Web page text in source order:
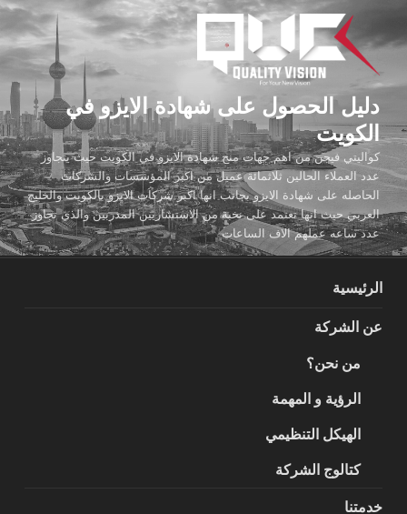
المحتوى
دليل الحصول على شهادة الايزو في
الكويت
كواليتي فيجن من اهم جهات منح شهادة الايزو في الكويت حيث يتجاوز
عدد العملاء الحالين ثلاثمائة عميل من اكبر المؤسسات والشركات
الحاصله على شهادة الايزو بجانب انها اكبر شركات الايزو بالكويت والخليج
العربي حيث انها تعتمد على نخبة من الاستشاريين المدربين والذي تجاوز
عدد ساعه عملهم الاف الساعات
الرئيسية
عن الشركة
من نحن؟
الرؤية و المهمة
الهيكل التنظيمي
كتالوج الشركة
خدمتنا